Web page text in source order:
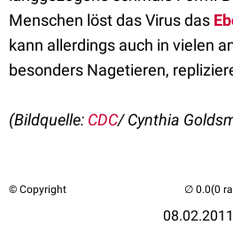
Menschen löst das Virus das
kann allerdings auch in vielen
besonders Nagetieren,
(Bildquelle: CDC/ Cynthia
© Copyright
08.02.2011
(0